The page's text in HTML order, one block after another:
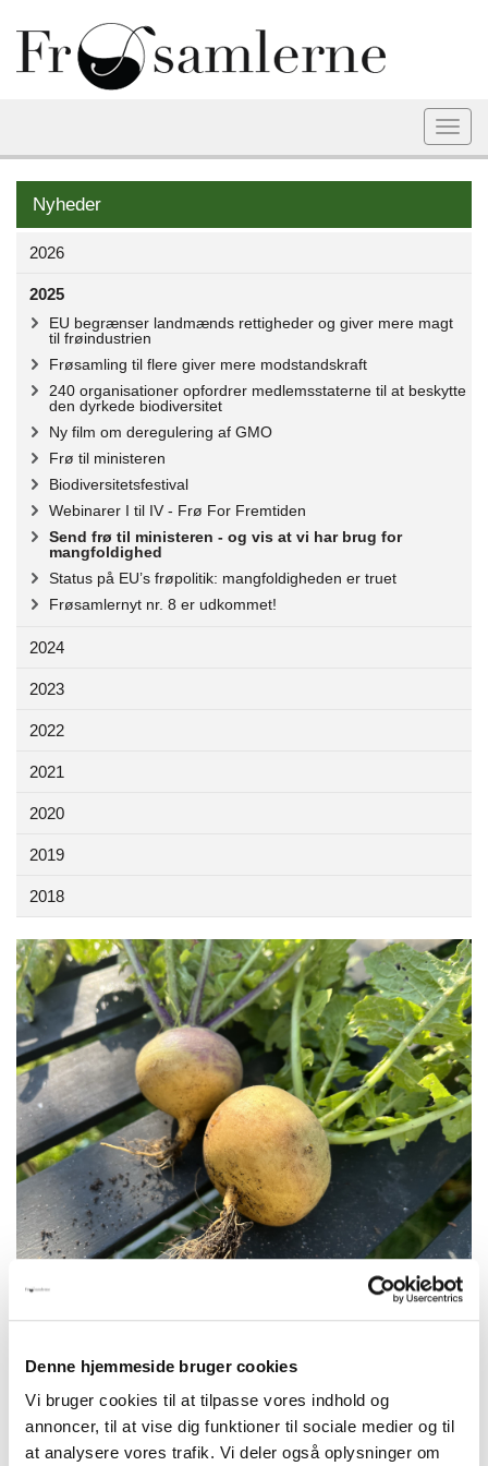
Denne hjemmeside bruger cookies
Vi bruger cookies til at tilpasse vores indhold og
annoncer, til at vise dig funktioner til sociale medier og til
at analysere vores trafik. Vi deler også oplysninger om
Nyheder
2026
2025
EU begrænser landmænds rettigheder og giver mere magt
til frøindustrien
Frøsamling til flere giver mere modstandskraft
240 organisationer opfordrer medlemsstaterne til at beskytte
den dyrkede biodiversitet
Ny film om deregulering af GMO
Frø til ministeren
Biodiversitetsfestival
Webinarer I til IV - Frø For Fremtiden
Send frø til ministeren - og vis at vi har brug for
mangfoldighed
Status på EU’s frøpolitik: mangfoldigheden er truet
Frøsamlernyt nr. 8 er udkommet!
2024
2023
2022
2021
2020
2019
2018
Fra juli til december 2025 har Danmark formandskabet i EU, og
måske bliver EU’s nye frølov vedtaget i denne periode. Men det
er desværre ikke sikkert, at den nye lov vil fremme
mangfoldigheden af de planter, vi spiser, og retten til at bytte